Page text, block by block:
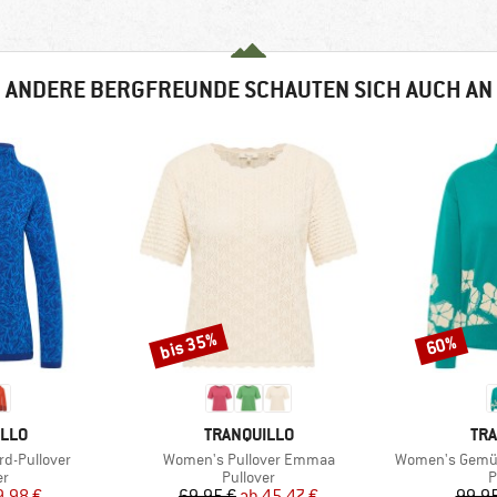
ANDERE BERGFREUNDE SCHAUTEN SICH AUCH AN
Pullover
MARKE
TRANQUILLO
Artikel
Women's Pullover Emmaa
Produktgruppe
Pullover
Rabatt
bis 35%
Artikel
Women's
Rabatt
60%